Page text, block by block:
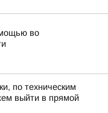
во
по техническим
выйти в прямой